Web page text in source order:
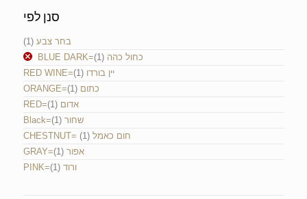
סנן לפי
בחר צבע (1)
BLUE DARK=כחול כהה (1)
RED WINE=יין בורדו (1)
ORANGE=כתום (1)
RED=אדום (1)
Black=שחור (1)
CHESTNUT= חום כאמל (1)
GRAY=אפור (1)
PINK=ורוד (1)